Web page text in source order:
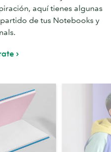
aquí tienes algunas
de tus Notebooks y